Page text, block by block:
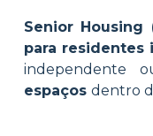
Senior Housing
para residentes
independente
espaços dentro